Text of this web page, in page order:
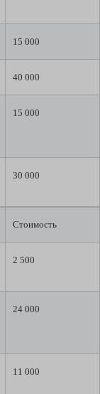
15 000
40 000
15 000
30 000
Стоимость
2 500
24 000
11 000